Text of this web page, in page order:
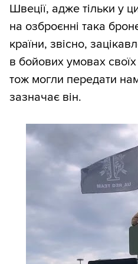
Швеції, адже тільки у
на озброєнні така
країни, звісно,
в бойових умовах
тож могли передати
зазначає він.